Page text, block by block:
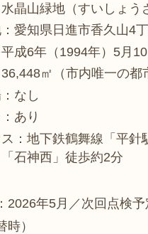
晶山緑地（すいしょう
愛知県日進市香久山4
成6年（1994年）5月10
㎡（市内唯一の都
なし
あり
：地下鉄鶴舞線「平針
石神西」徒歩約2分
2026年5月／次回点検予
時）